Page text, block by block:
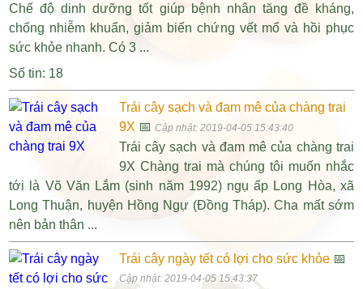
Chế độ dinh dưỡng tốt giúp bệnh nhân tăng đề kháng,
chống nhiễm khuẩn, giảm biến chứng vết mổ và hồi phục
sức khỏe nhanh. Có 3 ...
Số tin: 18
Trái cây sạch và đam mê của chàng trai
9X 📅 Cập nhật: 2019-04-05 15:43:40
Trái cây sạch và đam mê của chàng trai
9X Chàng trai mà chúng tôi muốn nhắc
tới là Võ Văn Lắm (sinh năm 1992) ngụ ấp Long Hòa, xã
Long Thuận, huyện Hồng Ngự (Đồng Tháp). Cha mất sớm
nên bản thân ...
Trái cây ngày tết có lợi cho sức khỏe📅
Cập nhật: 2019-04-05 15:43:37